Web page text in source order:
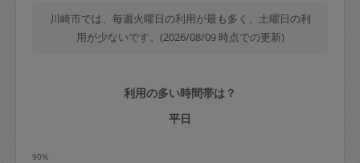
金額の100%＋交通費全額
定期契約をキャンセルする場合、毎週定
期は月2回まで隔週定期は月1回までキャ
川崎市では、毎週火曜日の利用が最も多く、土曜日の利
用が少ないです。(2026/08/09 時点での更新)
利用の多い時間帯は？
平日
90%